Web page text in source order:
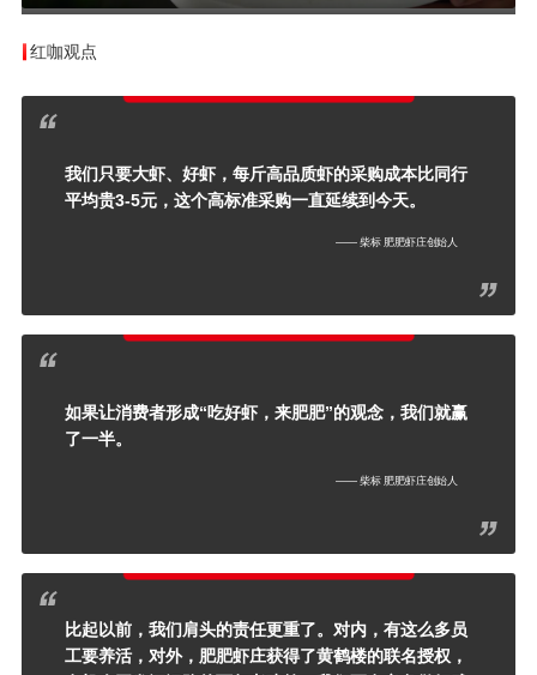
红咖观点
我们只要大虾、好虾，每斤高品质虾的采购成本比同行
平均贵3-5元，这个高标准采购一直延续到今天。
—— 柴标 肥肥虾庄创始人
如果让消费者形成“吃好虾，来肥肥”的观念，我们就赢
了一半。
—— 柴标 肥肥虾庄创始人
比起以前，我们肩头的责任更重了。对内，有这么多员
工要养活，对外，肥肥虾庄获得了黄鹤楼的联名授权，